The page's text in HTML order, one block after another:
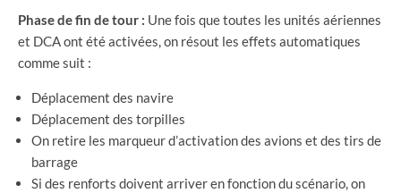
Phase de fin de tour : Une fois que toutes les unités aériennes
et DCA ont été activées, on résout les effets automatiques
comme suit :
Déplacement des navire
Déplacement des torpilles
On retire les marqueur d’activation des avions et des tirs de
barrage
Si des renforts doivent arriver en fonction du scénario, on